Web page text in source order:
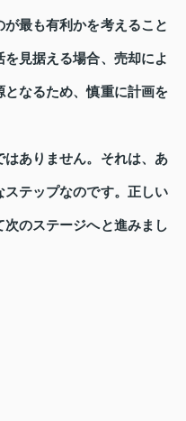
最も有利かを考えること
見据える場合、売却によ
なるため、慎重に計画を
ありません。それは、あ
テップなのです。正しい
のステージへと進みまし